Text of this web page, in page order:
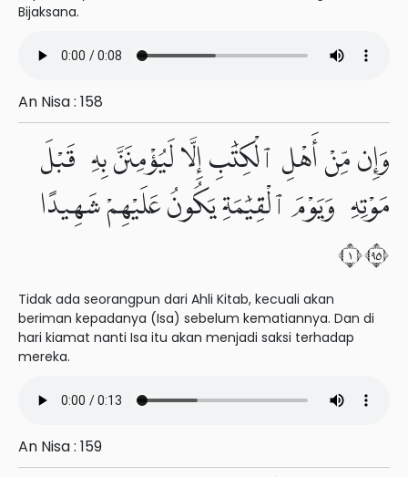
Bijaksana.
An Nisa : 158
وَإِن مِّنْ أَهْلِ ٱلْكِتَٰبِ إِلَّا لَيُؤْمِنَنَّ بِهِۦ قَبْلَ
مَوْتِهِۦ وَيَوْمَ ٱلْقِيَٰمَةِ يَكُونُ عَلَيْهِمْ شَهِيدًا
١٥٩
Tidak ada seorangpun dari Ahli Kitab, kecuali akan
beriman kepadanya (Isa) sebelum kematiannya. Dan di
hari kiamat nanti Isa itu akan menjadi saksi terhadap
mereka.
An Nisa : 159